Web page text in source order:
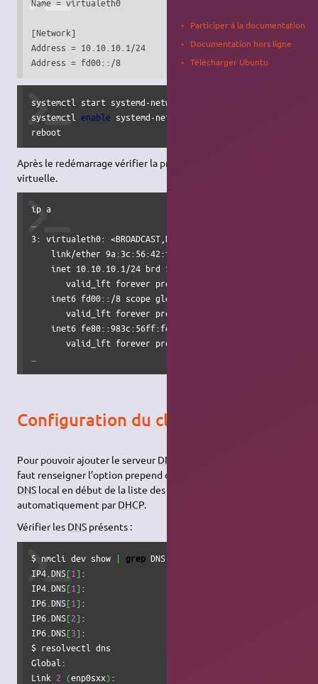
[Network]
Address = 10.10.10.1/24
Address = fd00::/8
systemctl start systemd-networkd.service
systemctl enable systemd-networkd.service
reboot
Après le redémarrage vérifier la présence de l'interface réseau
virtuelle.
ip a
3: virtualeth0: <BROADCAST,NOARP,UP,LOWER_UP> mtu
    link/ether 9a:3c:56:42:f5:c9 brd ff:ff:ff:ff:ff:ff
inet 10.10.10.1/24 brd 10.10.10.255 scope global
       valid_lft forever preferred_lft forever
    inet6 fd00::/8 scope global
       valid_lft forever preferred_lft forever
    inet6 fe80::983c:56ff:fe42:f5c9/64 scope link
       valid_lft forever preferred_lft forever
Configuration du client DHCP
Pour pouvoir ajouter le serveurDNS
faut renseigner l’option prepend qui permet l’ajout du serveur
DNS local en début de la liste des serveurs
automatiquement parDHCP.
Vérifier les DNS présents :
$ nmcli dev show | grep DNS
IP4.DNS[1] :                    yyy.yyy.yyy.yyy
IP4.DNS[1] :                    yyy.yyy.yyy.yyy
IP6.DNS[1] :                    yyyy:yyyy:yyyy::yyyy
IP6.DNS[2] :                    yyyy:yyyy:yyyy::yyyy
IP6.DNS[3] :                    yyyy:yyyy:yyyy::yyyy
$ resolvectl dns
Global:
Link 2 (enp0sxx):
Participer à la documentation
Documentation hors ligne
Télécharger Ubuntu